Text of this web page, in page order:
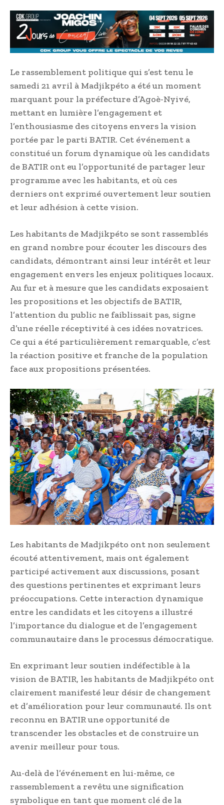
Le rassemblement politique qui s’est tenu le
samedi 21 avril à Madjikpéto a été un moment
marquant pour la préfecture d’Agoè-Nyivé,
mettant en lumière l’engagement et
l’enthousiasme des citoyens envers la vision
portée par le parti BATIR. Cet événement a
constitué un forum dynamique où les candidats
de BATIR ont eu l’opportunité de partager leur
programme avec les habitants, et où ces
derniers ont exprimé ouvertement leur soutien
et leur adhésion à cette vision.
Les habitants de Madjikpéto se sont rassemblés
en grand nombre pour écouter les discours des
candidats, démontrant ainsi leur intérêt et leur
engagement envers les enjeux politiques locaux.
Au fur et à mesure que les candidats exposaient
les propositions et les objectifs de BATIR,
l’attention du public ne faiblissait pas, signe
d’une réelle réceptivité à ces idées novatrices.
Ce qui a été particulièrement remarquable, c’est
la réaction positive et franche de la population
face aux propositions présentées.
Les habitants de Madjikpéto ont non seulement
écouté attentivement, mais ont également
participé activement aux discussions, posant
des questions pertinentes et exprimant leurs
préoccupations. Cette interaction dynamique
entre les candidats et les citoyens a illustré
l’importance du dialogue et de l’engagement
communautaire dans le processus démocratique.
En exprimant leur soutien indéfectible à la
vision de BATIR, les habitants de Madjikpéto ont
clairement manifesté leur désir de changement
et d’amélioration pour leur communauté. Ils ont
reconnu en BATIR une opportunité de
transcender les obstacles et de construire un
avenir meilleur pour tous.
Au-delà de l’événement en lui-même, ce
rassemblement a revêtu une signification
symbolique en tant que moment clé de la